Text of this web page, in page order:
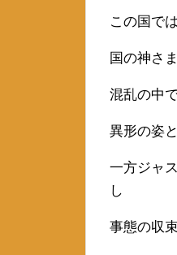
この国で
国の神さ
混乱の中
異形の姿
一方ジャ
し
事態の収